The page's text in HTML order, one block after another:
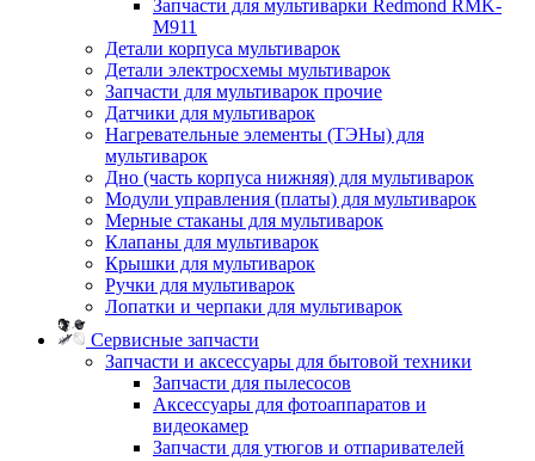
Запчасти для мультиварки Redmond RMK-
M911
Детали корпуса мультиварок
Детали электросхемы мультиварок
Запчасти для мультиварок прочие
Датчики для мультиварок
Нагревательные элементы (ТЭНы) для
мультиварок
Дно (часть корпуса нижняя) для мультиварок
Модули управления (платы) для мультиварок
Мерные стаканы для мультиварок
Клапаны для мультиварок
Крышки для мультиварок
Ручки для мультиварок
Лопатки и черпаки для мультиварок
Сервисные запчасти
Запчасти и аксессуары для бытовой техники
Запчасти для пылесосов
Аксессуары для фотоаппаратов и
видеокамер
Запчасти для утюгов и отпаривателей